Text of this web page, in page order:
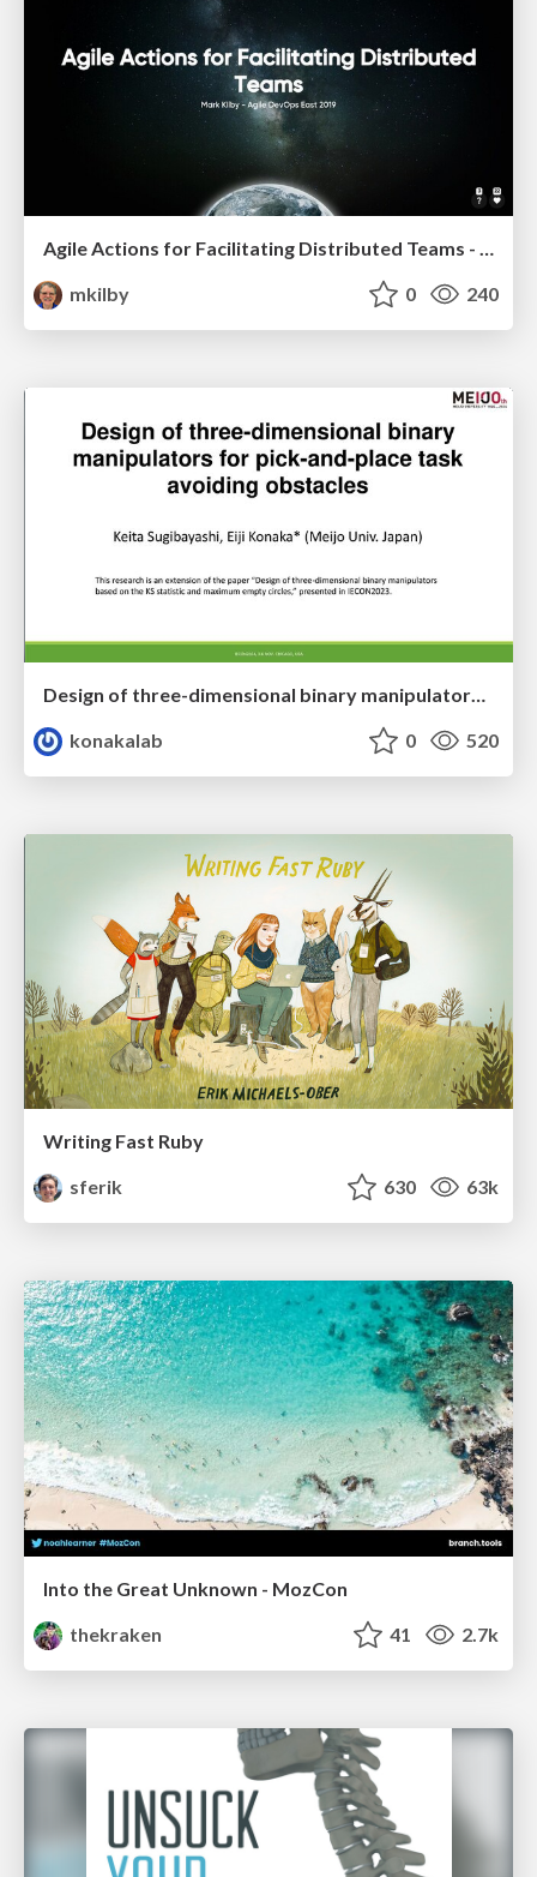
mkilby
0 240
Design of three-dimensional binary manipulators for pick-and-place task avoiding obstacles (IECON2024)
konakalab
0 520
Writing Fast Ruby
sferik
630 63k
Into the Great Unknown - MozCon
thekraken
41 2.7k